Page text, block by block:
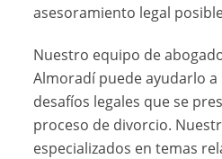
asesoramiento legal
Nuestro equipo de
Almoradí puede ayudarlo
desafíos legales que se
proceso de divorcio.
especializados en temas